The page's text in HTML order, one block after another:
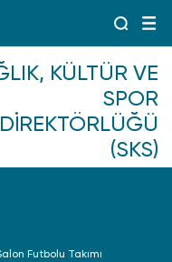
SPOR
DIREKTÖRLÜĞÜ
(SKS)
Salon Futbolu Takımı